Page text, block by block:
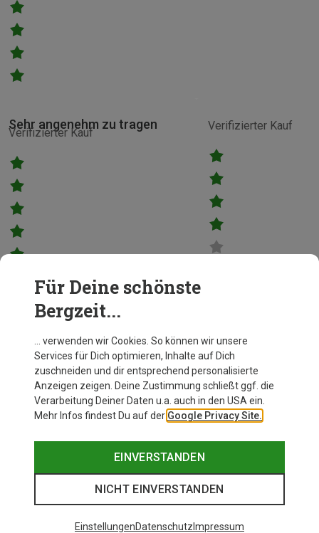
Bergzeit Kunde
Verifizierter Kauf
Sehr angenehm zu tragen Verifizierter Kauf
Für Deine schönste
Bergzeit...
… verwenden wir Cookies. So können wir unsere
Services für Dich optimieren, Inhalte auf Dich
zuschneiden und dir entsprechend personalisierte
Anzeigen zeigen. Deine Zustimmung schließt ggf. die
Verarbeitung Deiner Daten u.a. auch in den USA ein.
Mehr Infos findest Du auf der Google Privacy Site.
EINVERSTANDEN
NICHT EINVERSTANDEN
EinstellungenDatenschutz Impressum